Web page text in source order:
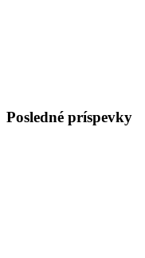
Posledné príspevky